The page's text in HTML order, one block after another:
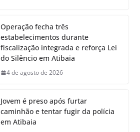
Operação fecha três
estabelecimentos durante
fiscalização integrada e reforça Lei
do Silêncio em Atibaia
4 de agosto de 2026
Jovem é preso após furtar
caminhão e tentar fugir da polícia
em Atibaia